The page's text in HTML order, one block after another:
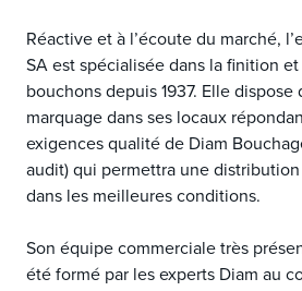
Réactive et à l’écoute du marché,
SA est spécialisée dans la finition
bouchons depuis 1937. Elle dispose
marquage dans ses locaux
exigences qualité de Diam
audit) qui permettra une
dans les meilleures conditions.
Son équipe commerciale très
été formé par les experts Diam au